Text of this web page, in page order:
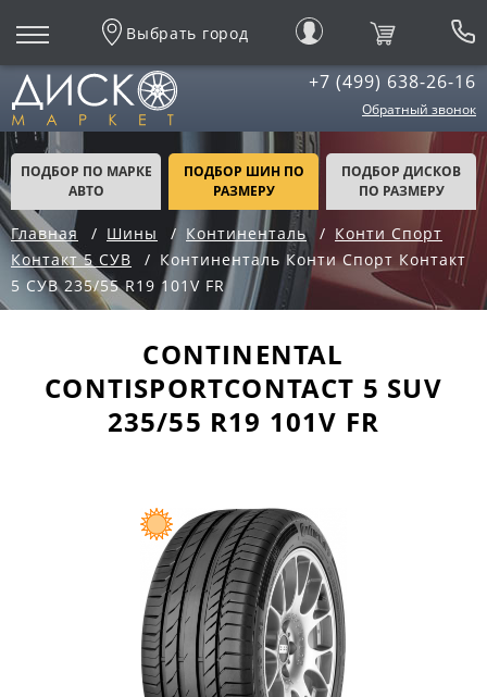
Выбрать город
+7 (499) 638-26-16
Обратный звонок
ПОДБОР ПО МАРКЕ
АВТО
ПОДБОР ШИН ПО
РАЗМЕРУ
ПОДБОР ДИСКОВ
ПО РАЗМЕРУ
Главная Шины Континенталь
Конти Спорт
Контакт 5 СУВ
Континенталь Конти Спорт Контакт
5 СУВ 235/55 R19 101V FR
CONTINENTAL
CONTISPORTCONTACT 5 SUV
235/55 R19 101V FR